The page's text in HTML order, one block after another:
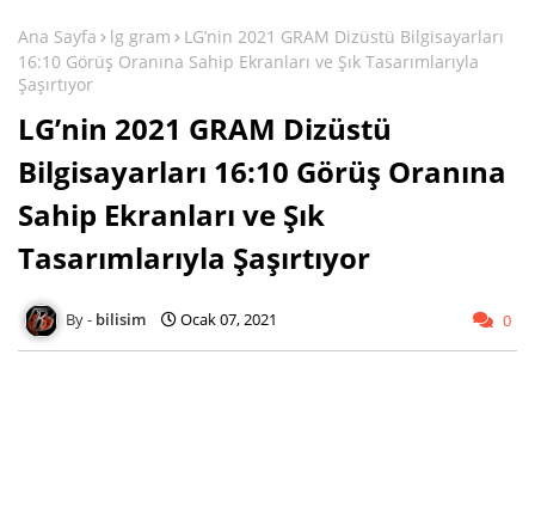
Ana Sayfa lg gram
LG’nin 2021 GRAM Dizüstü Bilgisayarları
16:10 Görüş Oranına Sahip Ekranları ve Şık Tasarımlarıyla
Şaşırtıyor
LG’nin 2021 GRAM Dizüstü
Bilgisayarları 16:10 Görüş Oranına
Sahip Ekranları ve Şık
Tasarımlarıyla Şaşırtıyor
bilisim Ocak 07, 2021 0